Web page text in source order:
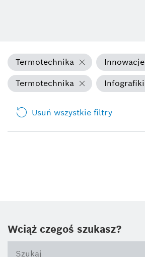
Termotechnika
Innowacje
Termotechnika
Infografiki
Usuń wszystkie filtry
Wciąż czegoś szukasz?